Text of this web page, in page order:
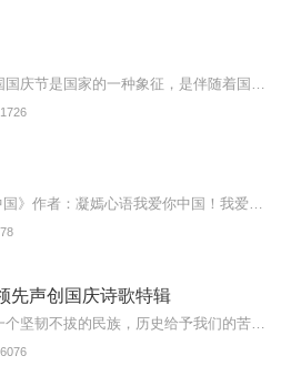
1726
78
先声创国庆诗歌特辑
6076